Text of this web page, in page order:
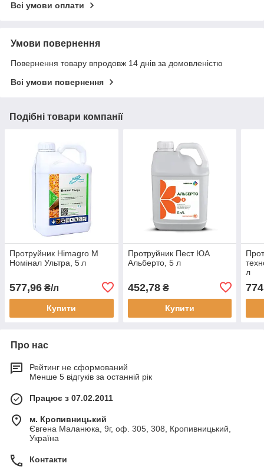
Всі умови оплати
Умови повернення
Повернення товару впродовж 14 днів за домовленістю
Всі умови повернення
Подібні товари компанії
Протруйник Himagro M
Номінал Ультра, 5 л
577,96 ₴/л
Купити
Протруйник Пест ЮА
Альберто, 5 л
452,78₴
Купити
л
Про нас
Рейтинг не сформований
Менше 5 відгуків за останній рік
Працює з 07.02.2011
м. Кропивницький
Євгена Маланюка, 9г, оф. 305, 308, Кропивницький,
Україна
Контакти